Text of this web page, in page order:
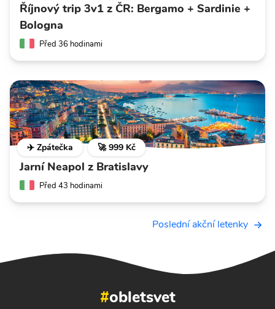
Říjnový trip 3v1 z ČR: Bergamo + Sardinie +
Bologna
Před 36 hodinami
✈️ Zpátečka 🚀 999 Kč
Jarní Neapol z Bratislavy
Před 43 hodinami
Poslední akční letenky
#obletsvet